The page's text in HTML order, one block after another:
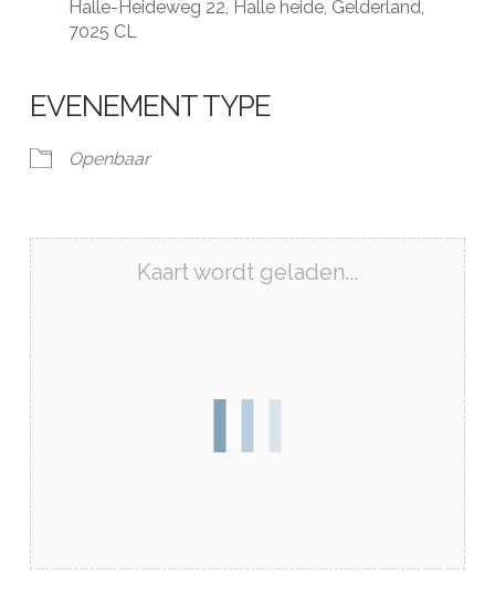
Halle-Heideweg 22, Halle heide, Gelderland,
7025 CL
EVENEMENT TYPE
Openbaar
Kaart wordt geladen...